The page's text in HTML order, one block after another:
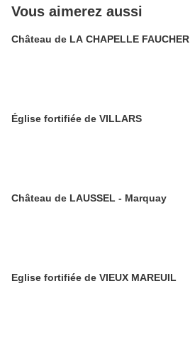
Vous aimerez aussi
Château de LA CHAPELLE FAUCHER
Église fortifiée de VILLARS
Château de LAUSSEL - Marquay
Eglise fortifiée de VIEUX MAREUIL